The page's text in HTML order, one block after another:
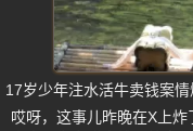
17岁少年注水活牛卖钱案情
哎呀，这事儿昨晚在X上